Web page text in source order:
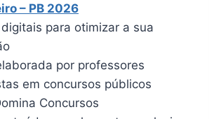
– PB 2026
para otimizar a sua
por professores
em concursos públicos
Concursos